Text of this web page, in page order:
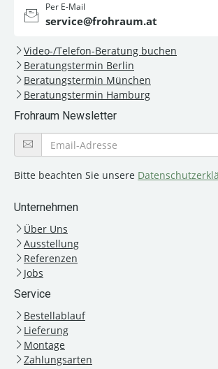
Per E-Mail
service@frohraum.at
Video-/Telefon-Beratung buchen
Beratungstermin Berlin
Beratungstermin München
Beratungstermin Hamburg
Frohraum Newsletter
Bitte beachten Sie unsere
Unternehmen
Über Uns
Ausstellung
Referenzen
Jobs
Service
Bestellablauf
Lieferung
Montage
Zahlungsarten